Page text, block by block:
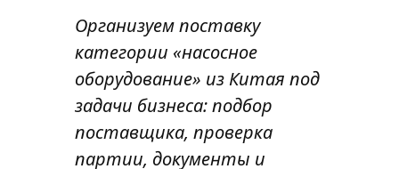
Организуем поставку
категории «насосное
оборудование» из Китая под
задачи бизнеса: подбор
поставщика, проверка
партии, документы и